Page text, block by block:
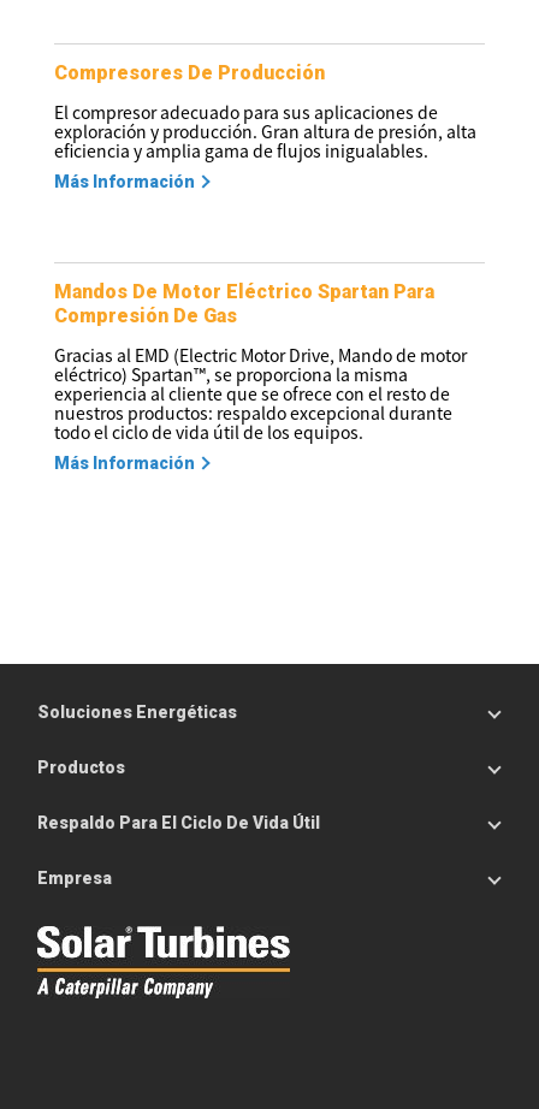
Compresores De Producción
El compresor adecuado para sus aplicaciones de
exploración y producción. Gran altura de presión, alta
eficiencia y amplia gama de flujos inigualables.
Más Información
Mandos De Motor Eléctrico Spartan Para
Compresión De Gas
Gracias al EMD (Electric Motor Drive, Mando de motor
eléctrico) Spartan™, se proporciona la misma
experiencia al cliente que se ofrece con el resto de
nuestros productos: respaldo excepcional durante
todo el ciclo de vida útil de los equipos.
Más Información
Soluciones Energéticas
Productos
Respaldo Para El Ciclo De Vida Útil
Empresa